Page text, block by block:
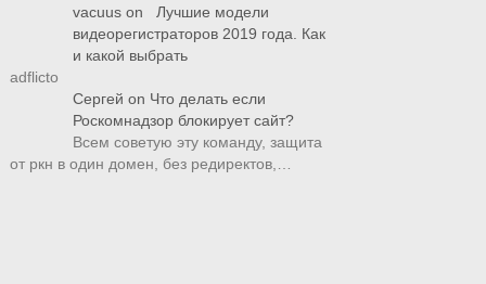
vacuus on
Лучшие модели
видеорегистраторов 2019 года. Как
и какой выбрать
adflicto
Сергей on Что делать если
Роскомнадзор блокирует сайт?
Всем советую эту команду, защита
от ркн в один домен, без редиректов,…